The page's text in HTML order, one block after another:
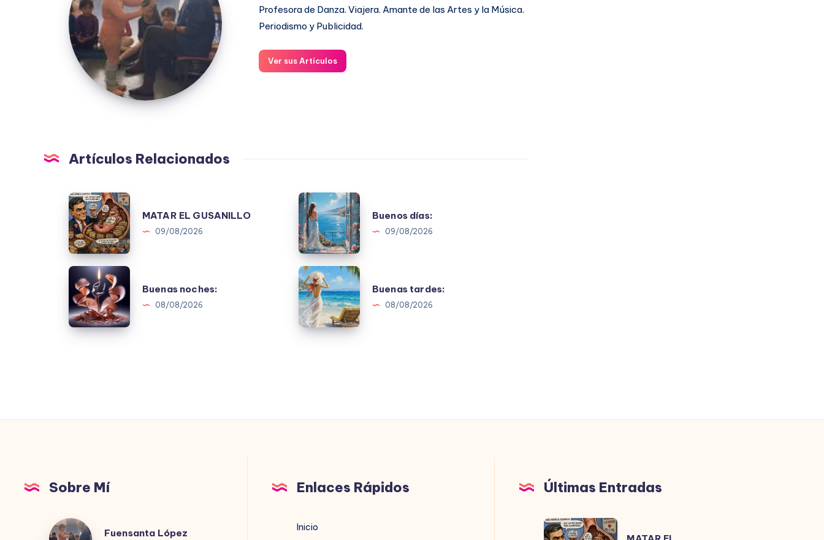
Profesora de Danza. Viajera. Amante de las Artes y la Música.
Periodismo y Publicidad.
Ver sus Artículos
Artículos Relacionados
MATAR
EL
GUSANILLO
MATAR EL GUSANILLO
09/08/2026
Buenos
días:
Buenos días:
09/08/2026
Buenas
noches:
Buenas noches:
08/08/2026
Buenas
tardes:
Buenas tardes:
08/08/2026
Sobre Mí
Fuensanta
Fuensanta López
Enlaces Rápidos
Inicio
Últimas Entradas
MATAR